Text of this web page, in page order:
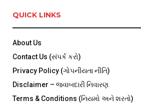
QUICK LINKS
About Us
Contact Us (સંપર્ક કરો)
Privacy Policy (ગોપનીયતા નીતિ)
Disclaimer – જવાબદારી નિવારણ
Terms & Conditions (નિયમો અને શરતો)